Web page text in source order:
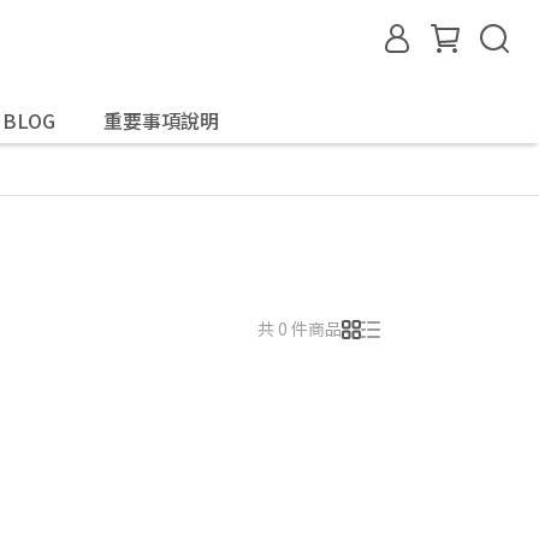
重要事項說明
共 0 件商品